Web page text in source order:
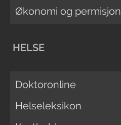
Økonomi og permisjon
HELSE
Doktoronline
Helseleksikon